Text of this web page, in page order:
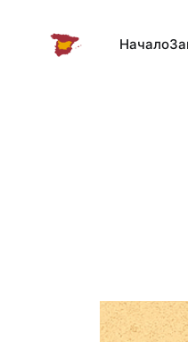
Начало